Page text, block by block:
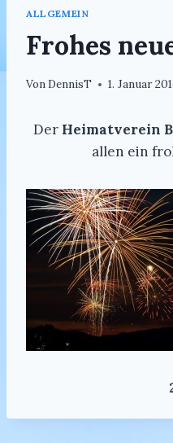
ALLGEMEIN
Frohes
VonDennisT 1. Januar
Der Heimatverein
allen ein